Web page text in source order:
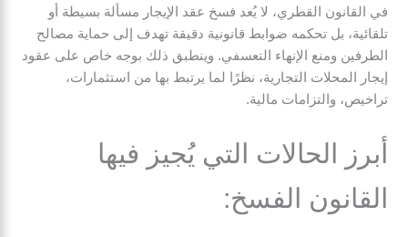
في القانون القطري، لا يُعد فسخ عقد الإيجار مسألة بسيطة أو
تلقائية، بل تحكمه ضوابط قانونية دقيقة تهدف إلى حماية مصالح
الطرفين ومنع الإنهاء التعسفي. وينطبق ذلك بوجه خاص على عقود
إيجار المحلات التجارية، نظرًا لما يرتبط بها من استثمارات،
تراخيص، والتزامات مالية.
أبرز الحالات التي يُجيز فيها
القانون الفسخ: